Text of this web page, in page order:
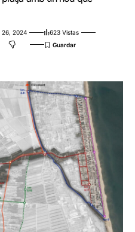
26, 2024
623 Vistas